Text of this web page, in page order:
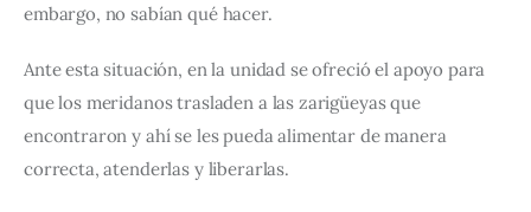
embargo, no sabían qué hacer.
Ante esta situación, en la unidad se ofreció el apoyo para
que los meridanos trasladen a las zarigüeyas que
encontraron y ahí se les pueda alimentar de manera
correcta, atenderlas y liberarlas.